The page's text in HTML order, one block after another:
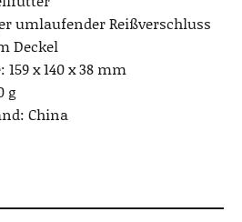
umlaufender Reißverschluss
Deckel
x 140 x 38 mm
g
China